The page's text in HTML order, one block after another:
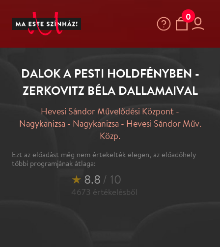
ZERKOVITZ BÉLA DALLAMAIVAL
Hevesi Sándor Művelődési Központ -
Közp.
Ezt az előadást még nem értekelték elegen, az előadóhely
★8.8/ 10
4673értékelésből